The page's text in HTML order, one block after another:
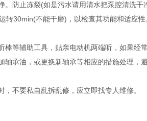
防止冻裂(如是污水请用清水把泵腔清洗干
30min(不能干磨)，以检查其功能和适应性
等辅助工具，贴亲电动机两端听，如果经
承油，或更换新轴承等相应的措施处理，
不要私自乱拆乱修，应立即找专人维修。